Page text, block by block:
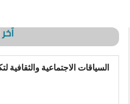
السياقات الاجتماعية